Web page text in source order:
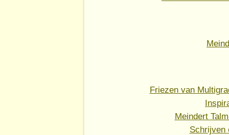
Friezen van
Meindert
Schrijven